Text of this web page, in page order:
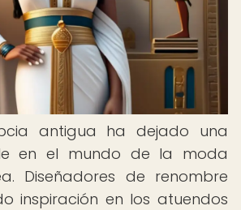
antigua ha dejado una
en el mundo de la moda
Diseñadores de renombre
inspiración en los atuendos